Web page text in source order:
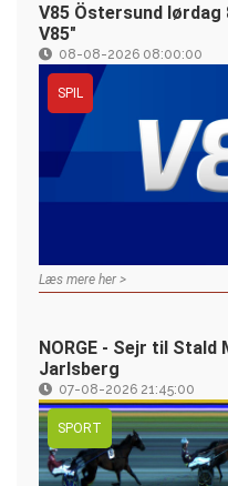
V85 Östersund
V85"
08-08-2026 08:00:00
SPIL
Læs mere her >
NORGE - Sejr til Stald
Jarlsberg
07-08-2026 21:45:00
SPORT